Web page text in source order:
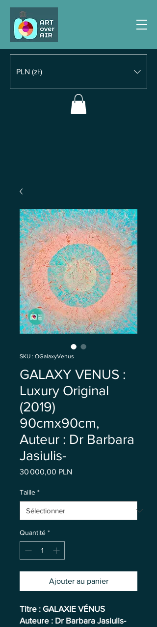
PLN (zł)
SKU : OGalaxyVenus
GALAXY VENUS :
Luxury Original
(2019)
90cmx90cm,
Auteur : Dr Barbara
Jasiulis-
30 000,00 PLN
Taille *
Quantité *
Ajouter au panier
Titre : GALAXIE VÉNUS
Auteure : Dr Barbara Jasiulis-